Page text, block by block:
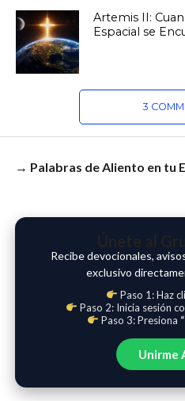
Artemis II:
Espacial se
3
→ Palabras de Aliento en tu
Recibe devocionales,
exclusivo
Paso 1: Haz
Paso 2: Inicia sesión
Paso 3: Presiona
Unirme